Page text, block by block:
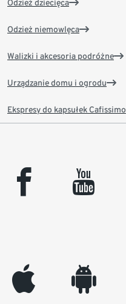
Odzież dziecięca
Odzież niemowlęca
Walizki i akcesoria podróżne
Urządzanie domu i ogrodu
Ekspresy do kapsułek Cafissimo
facebook youtube
appleinc android